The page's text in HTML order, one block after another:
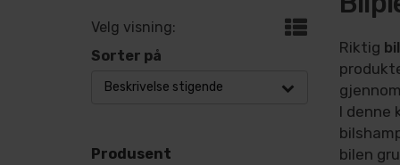
Velg visning:
Sorter på
Beskrivelse stigende
Produsent
Riktig
I denne
bilen